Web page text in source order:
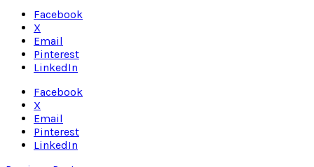
Facebook
X
Email
Pinterest
LinkedIn
Facebook
X
Email
Pinterest
LinkedIn